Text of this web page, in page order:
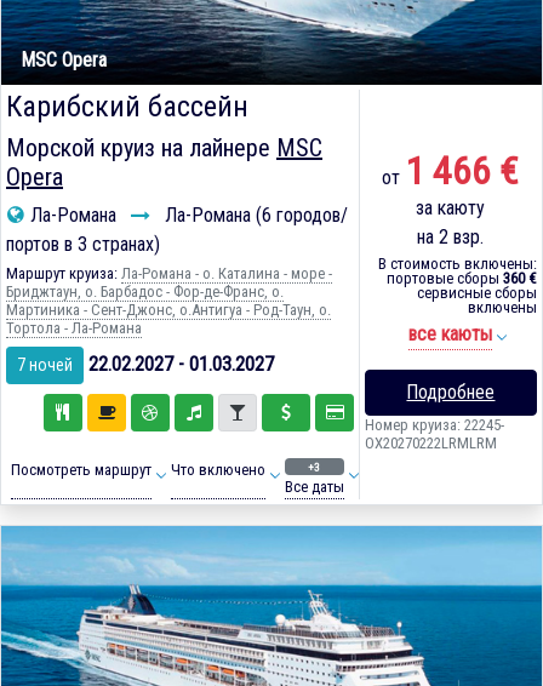
MSC Opera
Карибский бассейн
Морской круиз на лайнере MSC
Opera
Ла-Романа
Ла-Романа (6 городов/
портов в 3 странах)
Маршрут круиза: Ла-Романа - о. Каталина - море -
Бриджтаун, о. Барбадос - Фор-де-Франс, о.
Мартиника - Сент-Джонс, о.Антигуа - Род-Таун, о.
Тортола - Ла-Романа
7 ночей 22.02.2027 - 01.03.2027
Посмотреть маршрут Что включено +3
Все даты
от 1 466 €
за каюту
на 2 взр.
В стоимость включены:
портовые сборы 360 €
сервисные сборы
включены
все каюты
Подробнее
Номер круиза: 22245-
OX20270222LRMLRM